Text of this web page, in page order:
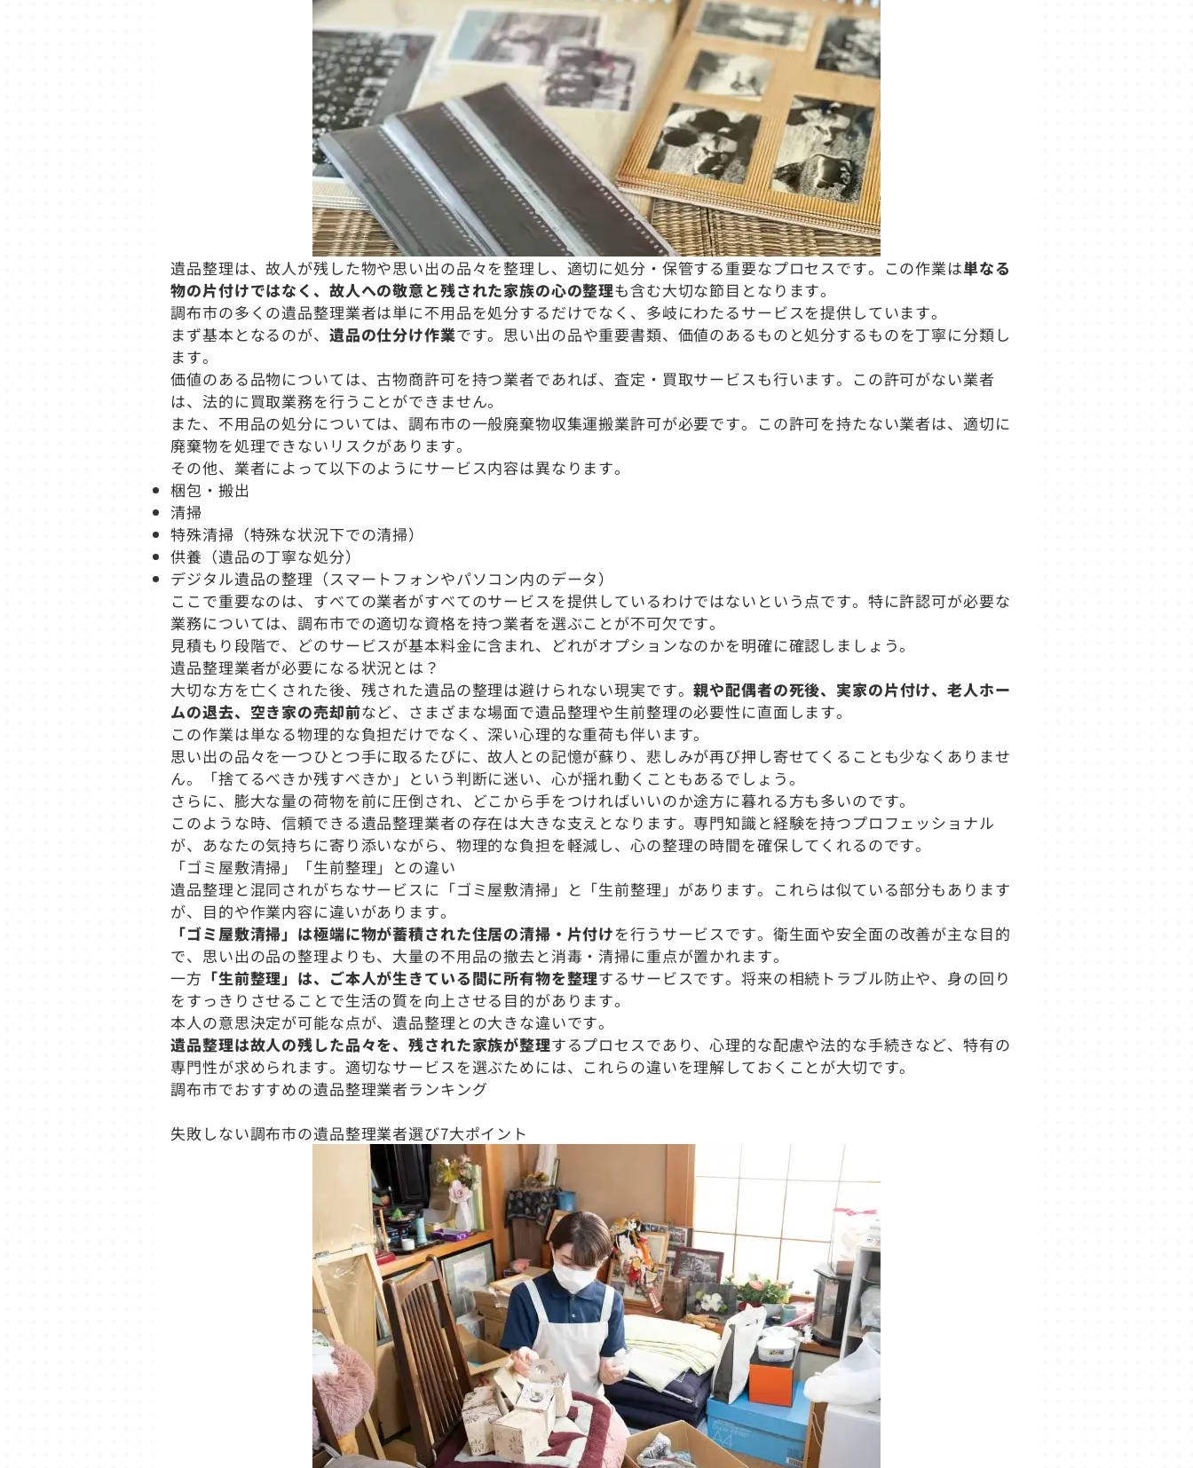
遺品整理は、故人が残した物や思い出の品々を整理し、適切に処分・保管する重要なプロセスです。この作業は単なる
物の片付けではなく、故人への敬意と残された家族の心の整理も含む大切な節目となります。
調布市の多くの遺品整理業者は単に不用品を処分するだけでなく、多岐にわたるサービスを提供しています。
まず基本となるのが、 遺品の仕分け作業です。思い出の品や重要書類、価値のあるものと処分するものを丁寧に分類し
ます。
価値のある品物については、古物商許可を持つ業者であれば、査定・買取サービスも行います。この許可がない業者
は、法的に買取業務を行うことができません。
また、不用品の処分については、調布市の一般廃棄物収集運搬業許可が必要です。この許可を持たない業者は、適切に
廃棄物を処理できないリスクがあります。
その他、業者によって以下のようにサービス内容は異なります。
梱包・搬出
清掃
特殊清掃（特殊な状況下での清掃）
供養（遺品の丁寧な処分）
デジタル遺品の整理（スマートフォンやパソコン内のデータ）
ここで重要なのは、すべての業者がすべてのサービスを提供しているわけではないという点です。特に許認可が必要な
業務については、調布市での適切な資格を持つ業者を選ぶことが不可欠です。
見積もり段階で、どのサービスが基本料金に含まれ、どれがオプションなのかを明確に確認しましょう。
遺品整理業者が必要になる状況とは？
大切な方を亡くされた後、残された遺品の整理は避けられない現実です。親や配偶者の死後、実家の片付け、老人ホー
ムの退去、空き家の売却前など、さまざまな場面で遺品整理や生前整理の必要性に直面します。
この作業は単なる物理的な負担だけでなく、深い心理的な重荷も伴います。
思い出の品々を一つひとつ手に取るたびに、故人との記憶が蘇り、悲しみが再び押し寄せてくることも少なくありませ
ん。「捨てるべきか残すべきか」という判断に迷い、心が揺れ動くこともあるでしょう。
さらに、膨大な量の荷物を前に圧倒され、どこから手をつければいいのか途方に暮れる方も多いのです。
このような時、信頼できる遺品整理業者の存在は大きな支えとなります。専門知識と経験を持つプロフェッショナル
が、あなたの気持ちに寄り添いながら、物理的な負担を軽減し、心の整理の時間を確保してくれるのです。
「ゴミ屋敷清掃」「生前整理」との違い
遺品整理と混同されがちなサービスに「ゴミ屋敷清掃」と「生前整理」があります。これらは似ている部分もあります
が、目的や作業内容に違いがあります。
「ゴミ屋敷清掃」は極端に物が蓄積された住居の清掃・片付けを行うサービスです。衛生面や安全面の改善が主な目的
で、思い出の品の整理よりも、大量の不用品の撤去と消毒・清掃に重点が置かれます。
一方 「生前整理」は、ご本人が生きている間に所有物を整理するサービスです。将来の相続トラブル防止や、身の回り
をすっきりさせることで生活の質を向上させる目的があります。
本人の意思決定が可能な点が、遺品整理との大きな違いです。
遺品整理は故人の残した品々を、残された家族が整理するプロセスであり、心理的な配慮や法的な手続きなど、特有の
専門性が求められます。適切なサービスを選ぶためには、これらの違いを理解しておくことが大切です。
調布市でおすすめの遺品整理業者ランキング
失敗しない調布市の遺品整理業者選び7大ポイント